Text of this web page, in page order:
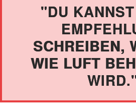
"DU
SCHREIBEN,
WIE LUFT